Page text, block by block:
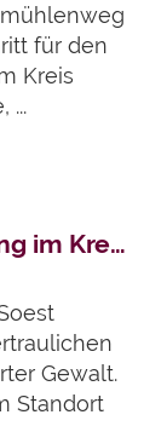
für den
Kreis
...
Vertrauliche Spurensicherung im Kreis Soest gestartet
Gewalt.
Standort